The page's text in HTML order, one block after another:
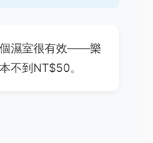
個濕室很有效——樂
不到NT$50。